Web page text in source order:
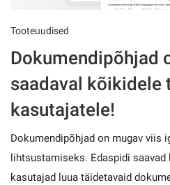
Tooteuudised
Dokumendipõhjad
saadaval kõikidele
kasutajatele!
Dokumendipõhjad on mugav viis
lihtsustamiseks. Edaspidi
kasutajad luua täidetavaid